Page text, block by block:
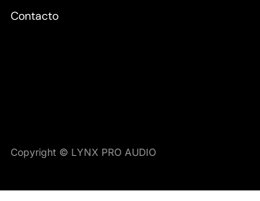
Contacto
Copyright © LYNX PRO AUDIO